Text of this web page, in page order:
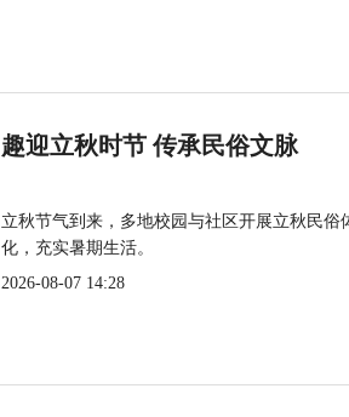
趣迎立秋时节 传承民俗文脉
立秋节气到来，多地校园与社区开展立秋民
化，充实暑期生活。
2026-08-07 14:28